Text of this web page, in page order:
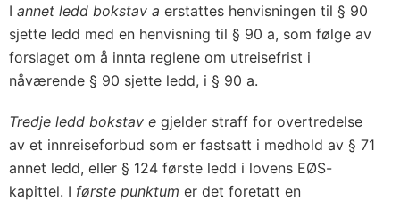
I annet ledd bokstav a erstattes henvisningen til § 90
sjette ledd med en henvisning til § 90 a, som følge av
forslaget om å innta reglene om utreisefrist i
nåværende § 90 sjette ledd, i § 90 a.
Tredje ledd bokstav e gjelder straff for overtredelse
av et innreiseforbud som er fastsatt i medhold av § 71
annet ledd, eller § 124 første ledd i lovens EØS-
kapittel. I første punktum er det foretatt en